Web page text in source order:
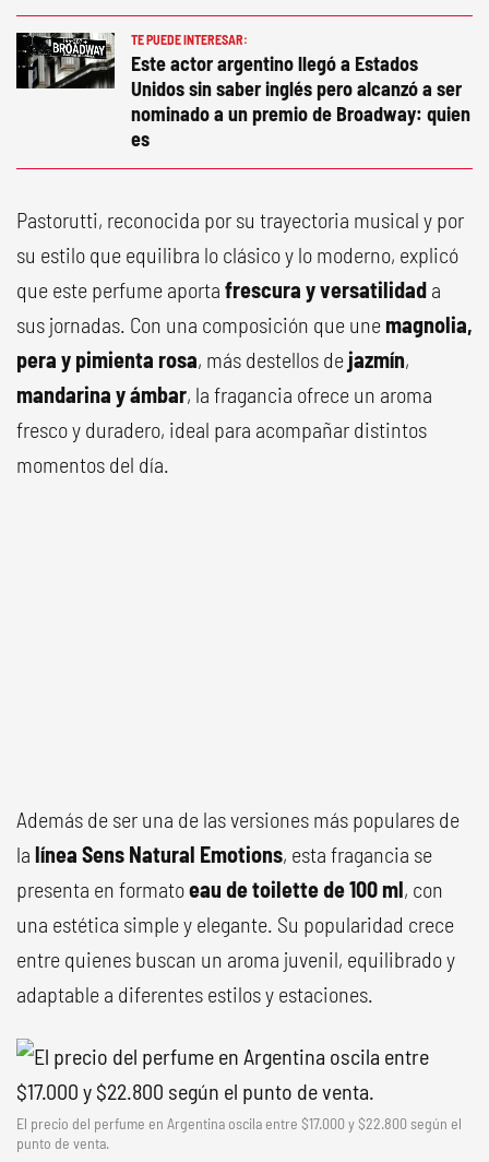
TE PUEDE INTERESAR:
Este actor argentino llegó a Estados
Unidos sin saber inglés pero alcanzó a ser
nominado a un premio de Broadway: quien
es
Pastorutti, reconocida por su trayectoria musical y por
su estilo que equilibra lo clásico y lo moderno, explicó
que este perfume aporta frescura y versatilidad a
sus jornadas. Con una composición que une magnolia,
pera y pimienta rosa, más destellos dejazmín,
mandarina yámbar, la fragancia ofrece un aroma
fresco y duradero, ideal para acompañar distintos
momentos del día.
Además de ser una de las versiones más populares de
la línea Sens Natural Emotions, esta fragancia se
presenta en formatoeau de toilette de100 ml, con
una estética simple y elegante. Su popularidad crece
entre quienes buscan un aroma juvenil, equilibrado y
adaptable a diferentes estilos y estaciones.
El precio del perfume en Argentina oscila entre $17.000 y $22.800 según el
punto de venta.